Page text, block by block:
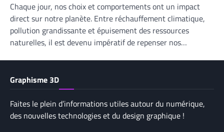
Chaque jour, nos choix et comportements ont un impact
direct sur notre planète. Entre réchauffement climatique,
pollution grandissante et épuisement des ressources
naturelles, il est devenu impératif de repenser nos…
Graphisme 3D
Faites le plein d’informations utiles autour du numérique,
des nouvelles technologies et du design graphique !